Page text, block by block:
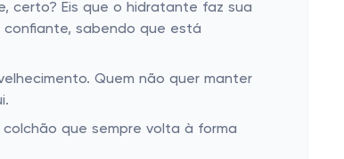
certo? Eis que o hidratante faz sua
sabendo que está
Quem não quer manter
colchão que sempre volta à forma